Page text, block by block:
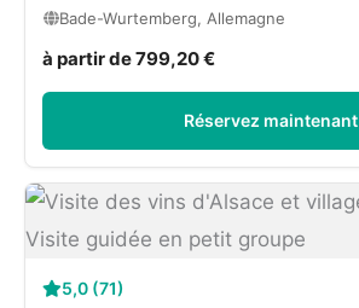
Bade-Wurtemberg, Allemagne
à partir de 799,20 €
Réservez maintenant
5,0 (71)